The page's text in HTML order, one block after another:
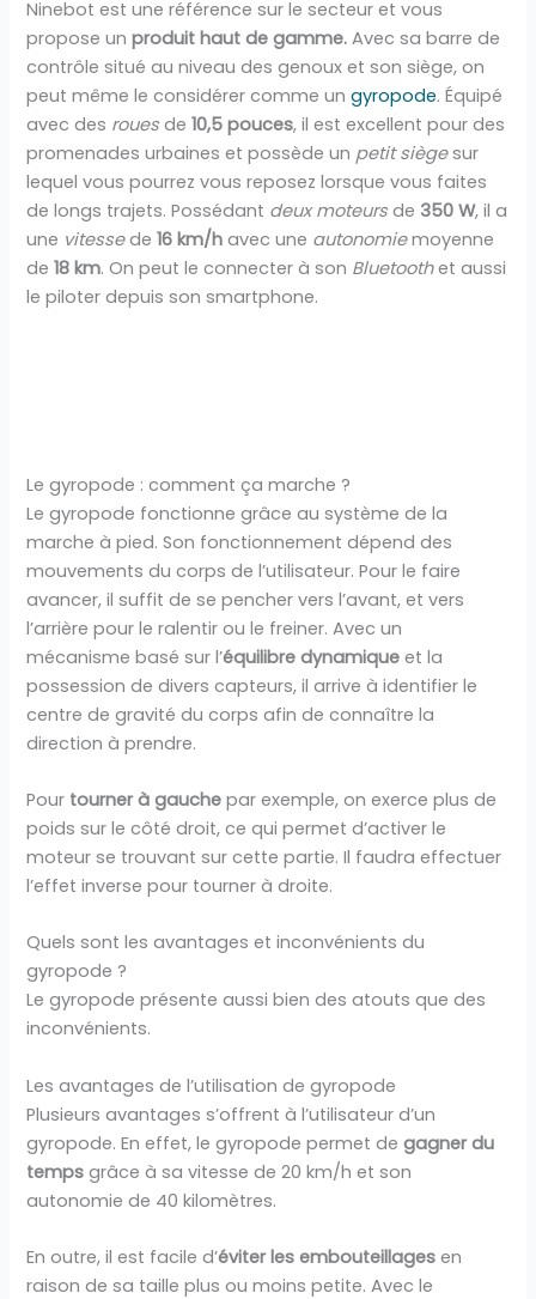
Ninebot est une référence sur le secteur et vous
propose unproduit haut de gamme. Avec sa barre de
contrôle situé au niveau des genoux et son siège, on
peut même le considérer comme ungyropode. Équipé
avec des rouesde10,5 pouces, il est excellent pour des
promenades urbaines et possède un petit siègesur
lequel vous pourrez vous reposez lorsque vous faites
de longs trajets. Possédant deux moteurs de 350 W, il a
une vitessede16 km/h avec une autonomiemoyenne
de18 km. On peut le connecter à son Bluetoothet aussi
le piloter depuis son smartphone.
Le gyropode : comment ça marche ?
Le gyropode fonctionne grâce au système de la
marche à pied. Son fonctionnement dépend des
mouvements du corps de l’utilisateur. Pour le faire
avancer, il suffit de se pencher vers l’avant, et vers
l’arrière pour le ralentir ou le freiner. Avec un
mécanisme basé sur l’équilibre dynamique et la
possession de divers capteurs, il arrive à identifier le
centre de gravité du corps afin de connaître la
direction à prendre.
Pour tourner à gauche par exemple, on exerce plus de
poids sur le côté droit, ce qui permet d’activer le
moteur se trouvant sur cette partie. Il faudra effectuer
l’effet inverse pour tourner à droite.
Quels sont les avantages et inconvénients du
gyropode ?
Le gyropode présente aussi bien des atouts que des
inconvénients.
Les avantages de l’utilisation de gyropode
Plusieurs avantages s’offrent à l’utilisateur d’un
gyropode. En effet, le gyropode permet degagner du
temps grâce à sa vitesse de 20 km/h et son
autonomie de 40 kilomètres.
En outre, il est facile d’éviter les embouteillages en
raison de sa taille plus ou moins petite. Avec le